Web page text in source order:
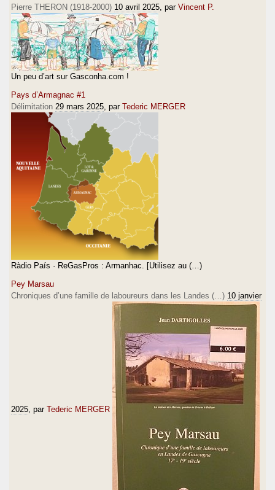
Pierre THERON (1918-2000) 10 avril 2025 , par Vincent P.
Un peu d’art sur Gasconha.com !
Pays d’Armagnac #1
Délimitation 29 mars 2025 , par Tederic MERGER
Ràdio País · ReGasPros : Armanhac. [Utilisez au (…)
Pey Marsau
Chroniques d’une famille de laboureurs dans les Landes (…) 10 janvier
2025 , par Tederic MERGER